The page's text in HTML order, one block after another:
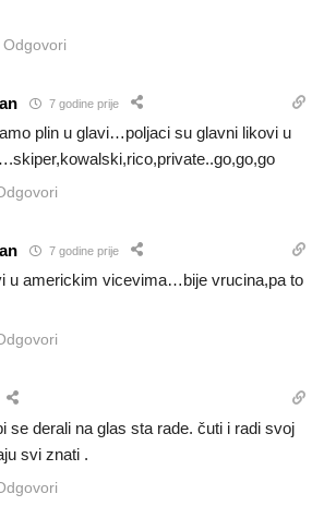
Odgovori
7 godine prije
plin u glavi…poljaci su glavni likovi u
7 godine prije
u americkim vicevima…bije vrucina,pa to
se derali na glas sta rade. čuti i radi svoj
svi znati .